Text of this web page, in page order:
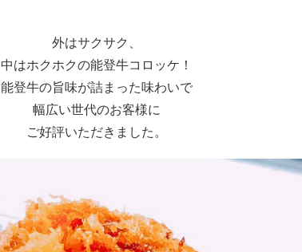
外はサクサク、
中はホクホクの能登牛コロッケ！
能登牛の旨味が詰まった味わいで
幅広い世代のお客様に
ご好評いただきました。